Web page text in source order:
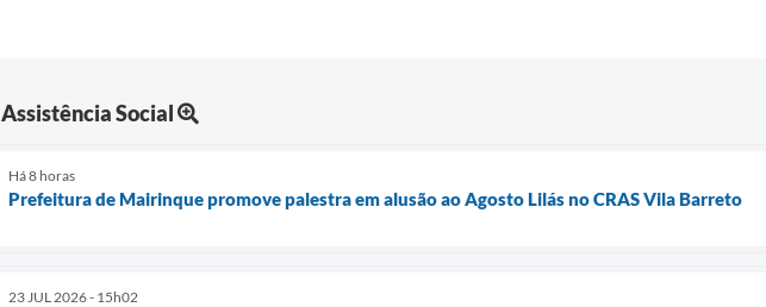
Assistência Social
Há 8 horas
Prefeitura de Mairinque promove palestra em alusão ao Agosto Lilás no CRAS Vila Barreto
23 JUL 2026 - 15h02